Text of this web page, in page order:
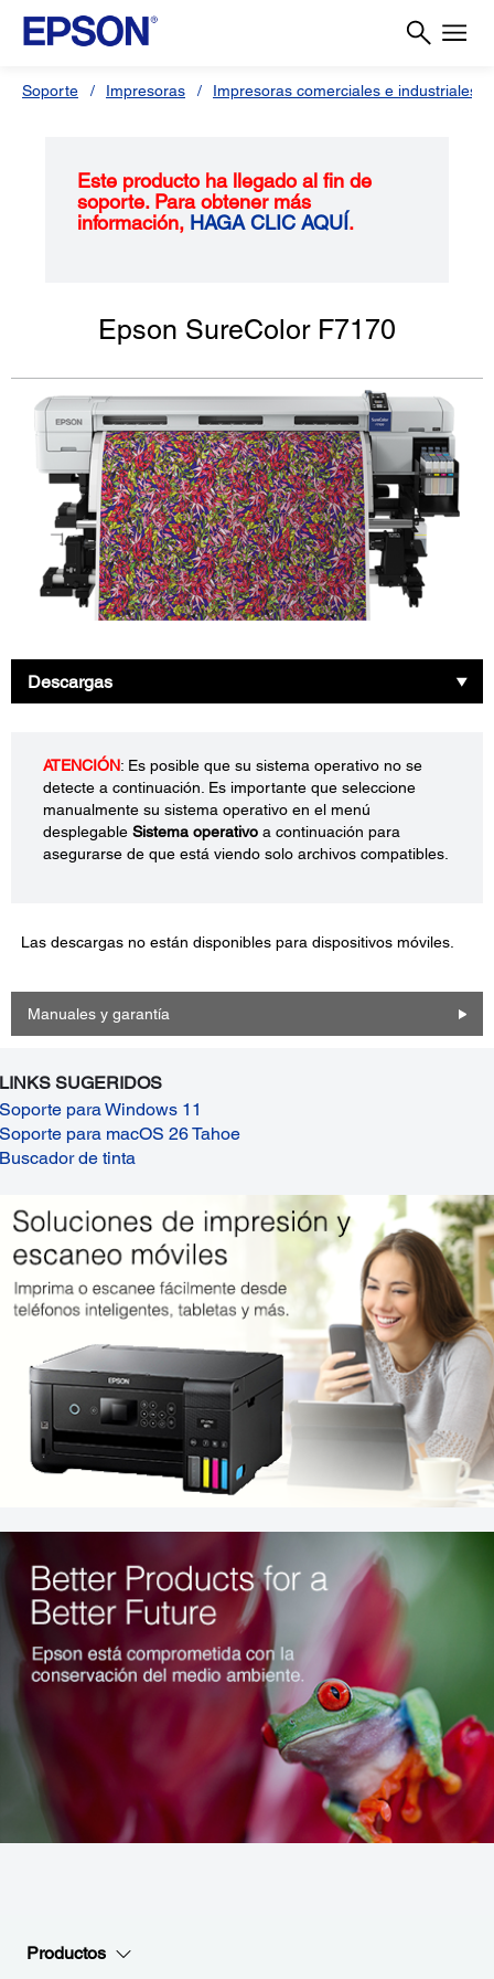
Soporte Impresoras Impresoras comerciales e industriales
Este producto ha llegado al fin de
soporte. Para obtener más
información, HAGA CLIC AQUÍ.
Epson SureColor F7170
Descargas
ATENCIÓN: Es posible que su sistema operativo no se
detecte a continuación. Es importante que seleccione
manualmente su sistema operativo en el menú
desplegable Sistema operativo a continuación para
asegurarse de que está viendo solo archivos compatibles.
Las descargas no están disponibles para dispositivos móviles.
Manuales y garantía
LINKS SUGERIDOS
Soporte para Windows 11
Soporte para macOS 26 Tahoe
Buscador de tinta
Productos